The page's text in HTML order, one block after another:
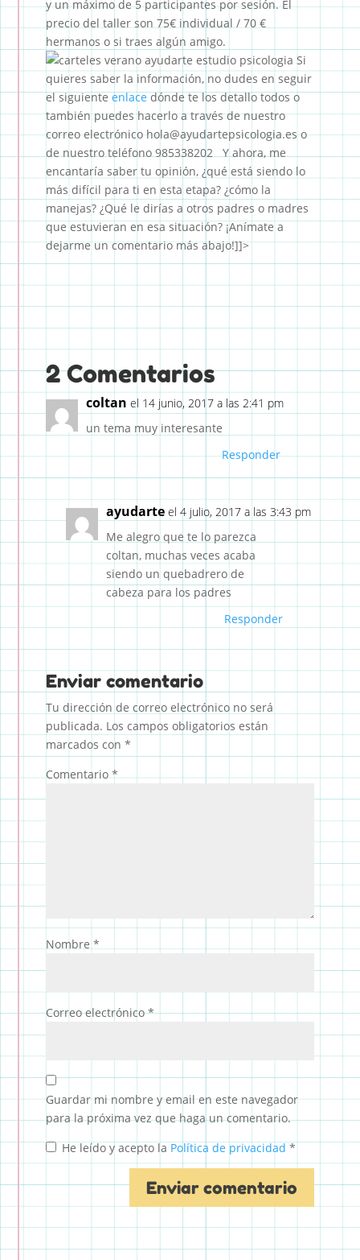
y un máximo de 5 participantes por sesión. El
precio del taller son 75€ individual / 70 €
hermanos o si traes algún amigo.
Si
quieres saber la información, no dudes en seguir
el siguienteenlacedónde te los detallo todos o
también puedes hacerlo a través de nuestro
correo electrónico hola@ayudartepsicologia.es o
de nuestro teléfono 985338202 Y ahora, me
encantaría saber tu opinión, ¿qué está siendo lo
más difícil para ti en esta etapa? ¿cómo la
manejas? ¿Qué le dirías a otros padres o madres
que estuvieran en esa situación? ¡Anímate a
dejarme un comentario más abajo!]]>
2 Comentarios
coltan el 14 junio, 2017 a las 2:41 pm
un tema muy interesante
Responder
ayudarte el 4 julio, 2017 a las 3:43 pm
Me alegro que te lo parezca
coltan, muchas veces acaba
siendo un quebadrero de
cabeza para los padres
Responder
Enviar comentario
Tu dirección de correo electrónico no será
publicada. Los campos obligatorios están
marcados con *
Comentario *
Nombre *
Correo electrónico*
Guardar mi nombre y email en este navegador
para la próxima vez que haga un comentario.
He leído y acepto la Política de privacidad *